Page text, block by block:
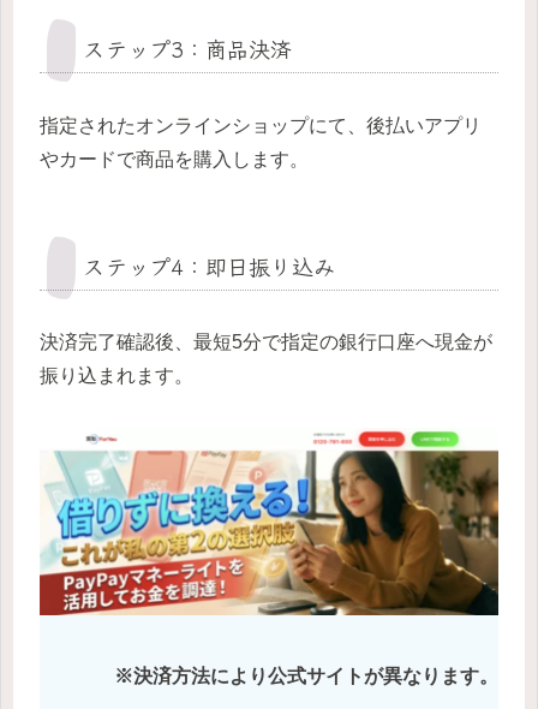
ステップ3：商品決済
指定されたオンラインショップにて、後払いアプリ
やカードで商品を購入します。
ステップ4：即日振り込み
決済完了確認後、最短5分で指定の銀行口座へ現金が
振り込まれます。
※決済方法により公式サイトが異なります。